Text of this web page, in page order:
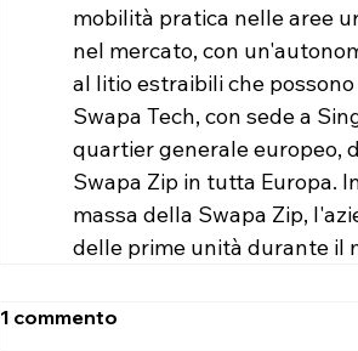
mobilità pratica nelle aree
nel mercato, con
al litio estraibili che
Swapa Tech, con sede a
quartier generale europeo,
Swapa Zip in tutta Europa.
massa della Swapa Zip,
delle prime unità durante il
1 commento